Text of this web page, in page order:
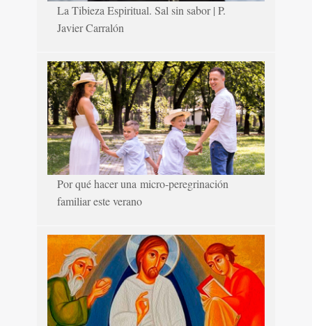
La Tibieza Espiritual. Sal sin sabor | P.
Javier Carralón
Por qué hacer una micro-peregrinación
familiar este verano